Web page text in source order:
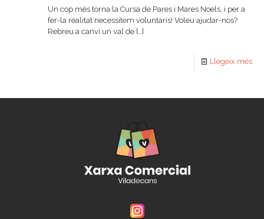
Un cop més torna la Cursa de Pares i Mares Noels, i per a
fer-la realitat necessitem voluntaris! Voleu ajudar-nos?
Rebreu a canvi un val de […]
Llegeix més